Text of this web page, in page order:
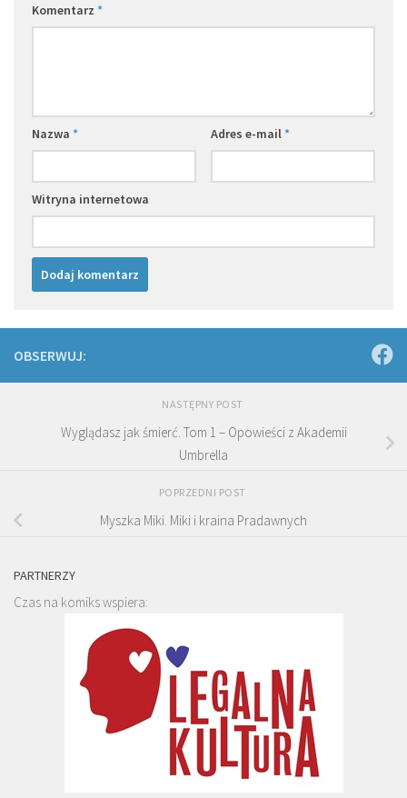
Komentarz *
Nazwa * Adres e-mail*
Witryna internetowa
OBSERWUJ:
NASTĘPNY POST
Wyglądasz jak śmierć. Tom 1 – Opowieści z Akademii
Umbrella
POPRZEDNI POST
Myszka Miki. Miki i kraina Pradawnych
PARTNERZY
Czas na komiks wspiera: